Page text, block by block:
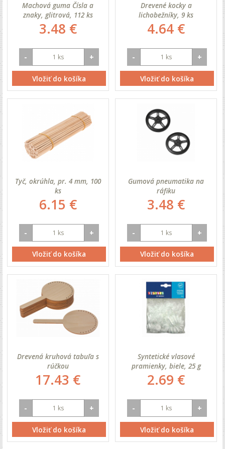
Machová guma Čísla a
znaky, glitrová, 112 ks
3.48 €
- +
Vložiť do košíka
Drevené kocky a
lichobežníky, 9 ks
4.64 €
- +
Vložiť do košíka
Tyč, okrúhla, pr. 4 mm, 100
ks
6.15 €
- +
Vložiť do košíka
Gumová pneumatika na
ráfiku
3.48 €
- +
Vložiť do košíka
Drevená kruhová tabuľa s
rúčkou
17.43 €
- +
Vložiť do košíka
Syntetické vlasové
pramienky, biele, 25 g
2.69 €
- +
Vložiť do košíka